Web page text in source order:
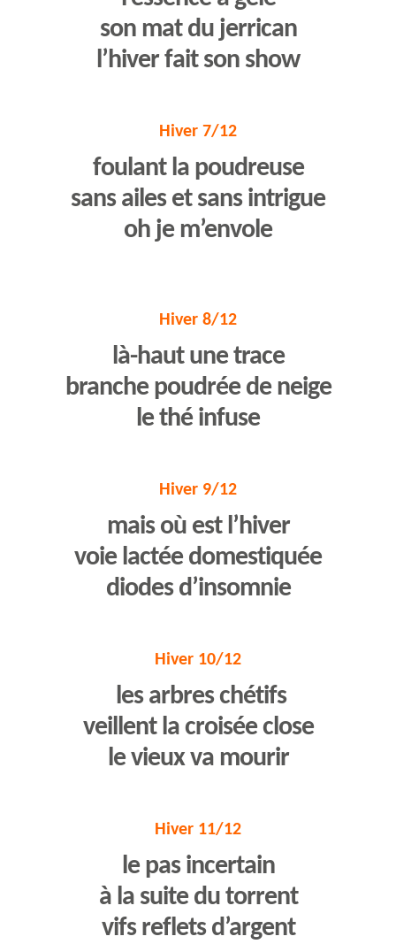
son mat du jerrican
l’hiver fait son show
Hiver 7/12
foulant la poudreuse
sans ailes et sans intrigue
oh je m’envole
Hiver 8/12
là-haut une trace
branche poudrée de neige
le thé infuse
Hiver 9/12
mais où est l’hiver
voie lactée domestiquée
diodes d’insomnie
Hiver 10/12
les arbres chétifs
veillent la croisée close
le vieux va mourir
Hiver 11/12
le pas incertain
à la suite du torrent
vifs reflets d’argent